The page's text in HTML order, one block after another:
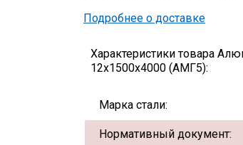
Подробнее о доставке
Характеристики товара
12х1500х4000 (АМГ5):
Марка стали:
Нормативный документ: